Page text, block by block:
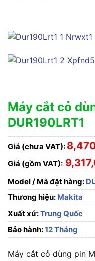
Máy cắt cỏ
DUR190LRT1
Giá (chưa VAT):
Giá (gồm VAT):
Model / Mã đặt hàng:
Thương hiệu: Makita
Xuất xứ:Trung Quốc
Bảo hành:12 Tháng
Máy cắt cỏ dùng pin